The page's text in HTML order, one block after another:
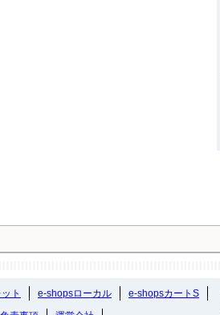
ト e-shopsローカル
e-shopsカートS